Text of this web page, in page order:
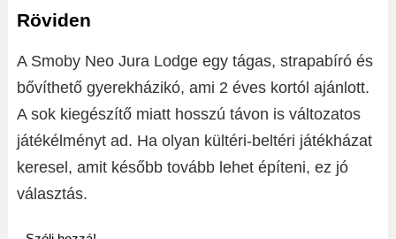
Röviden
A Smoby Neo Jura Lodge egy tágas, strapabíró és
bővíthető gyerekházikó, ami 2 éves kortól ajánlott.
A sok kiegészítő miatt hosszú távon is változatos
játékélményt ad. Ha olyan kültéri-beltéri játékházat
keresel, amit később tovább lehet építeni, ez jó
választás.